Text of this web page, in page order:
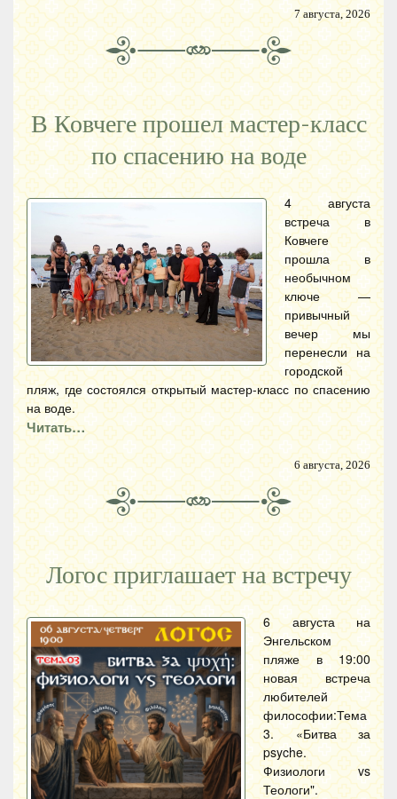
7 августа, 2026
В Ковчеге прошел мастер-класс
по спасению на воде
4 августа
встреча в
Ковчеге
прошла в
необычном
ключе —
привычный
вечер мы
перенесли на
городской
пляж, где состоялся открытый мастер-класс по спасению
на воде.
Читать…
6 августа, 2026
Логос приглашает на встречу
6 августа на
Энгельском
пляже в 19:00
новая встреча
любителей
философии:Тема
3. «Битва за
psyche.
Физиологи vs
Теологи".